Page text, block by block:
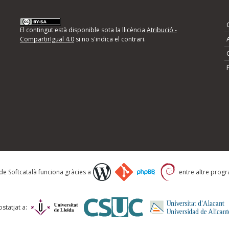
d'errors
següents i descriviu quina és la millora que
El contingut està disponible sota la llicència Atribució -
CompartirIgual 4.0si no s'indica el contrari.
Softcatalà funciona gràcies a entre altre
a: